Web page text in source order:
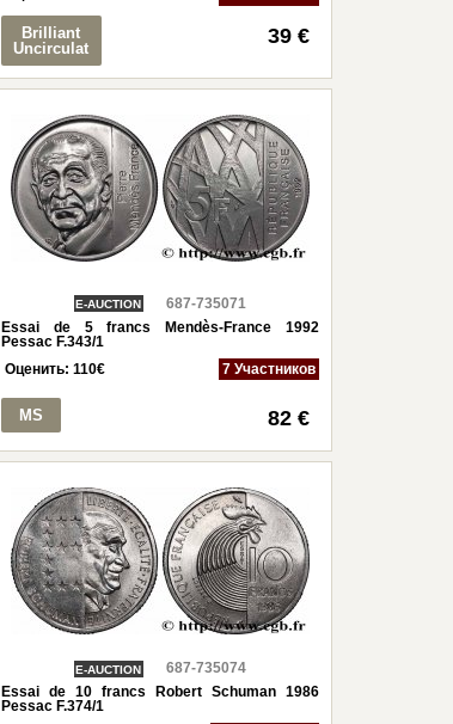
Brilliant
Uncirculat
39 €
E-AUCTION
687-735071
Essai de 5 francs Mendès-France 1992
Pessac F.343/1
Оценить:110€ 7 Участников
MS 82 €
E-AUCTION
687-735074
Essai de 10 francs Robert Schuman 1986
Pessac F.374/1